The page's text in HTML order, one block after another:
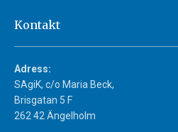
Kontakt
Adress:
SAgiK, c/o Maria Beck,
Brisgatan 5 F
262 42 Ängelholm